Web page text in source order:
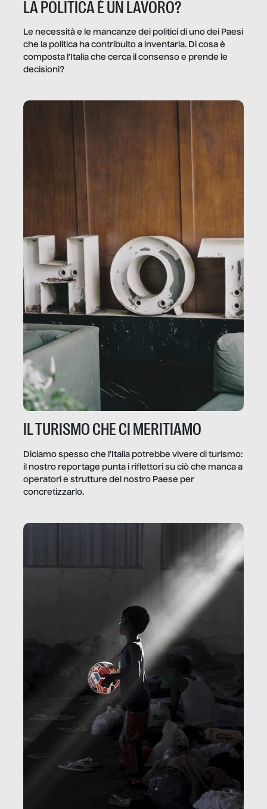
LA POLITICA È UN LAVORO?
Le necessità e le mancanze dei politici di uno dei Paesi
che la politica ha contribuito a inventarla. Di cosa è
composta l’Italia che cerca il consenso e prende le
decisioni?
IL TURISMO CHE CI MERITIAMO
Diciamo spesso che l’Italia potrebbe vivere di turismo:
il nostro reportage punta i riflettori su ciò che manca a
operatori e strutture del nostro Paese per
concretizzarlo.